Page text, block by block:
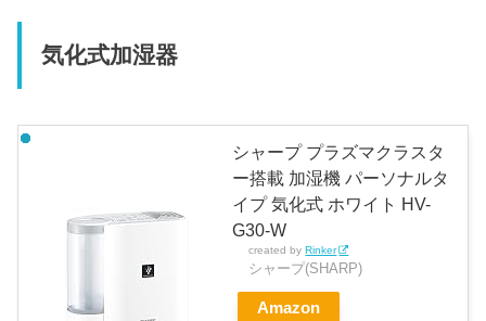
気化式加湿器
シャープ プラズマクラスタ
ー搭載 加湿機 パーソナルタ
イプ 気化式 ホワイト HV-
G30-W
created byRinker
シャープ(SHARP)
Amazon